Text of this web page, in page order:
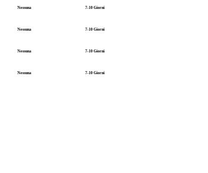
Nessuna 7-10 Giorni
Nessuna 7-10 Giorni
Nessuna 7-10 Giorni
Nessuna 7-10 Giorni